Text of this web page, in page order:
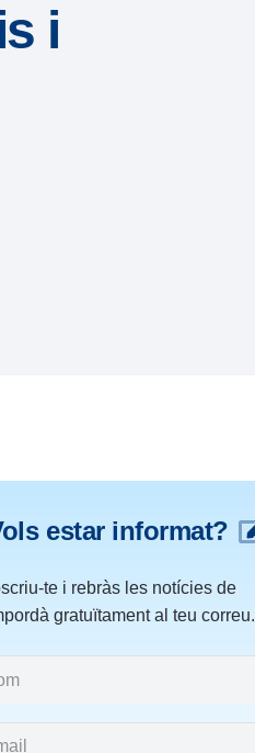
i
estar informat?
te i rebràs les notícies de
gratuïtament al teu correu.